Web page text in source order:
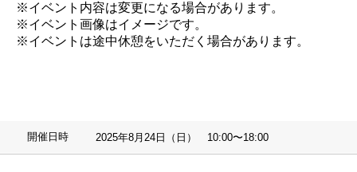
※イベント内容は変更になる場合があります。
※イベント画像はイメージです。
※イベントは途中休憩をいただく場合があります。
開催日時 2025年8月24日（日） 10:00〜18:00